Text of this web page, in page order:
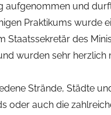
aufgenommen und
Praktikums wurde
des
wurden sehr herzlich
Strände, Städte
oder auch die